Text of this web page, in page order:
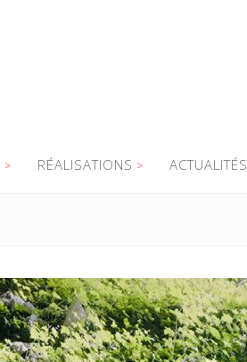
RÉALISATIONS ACTUALITÉS